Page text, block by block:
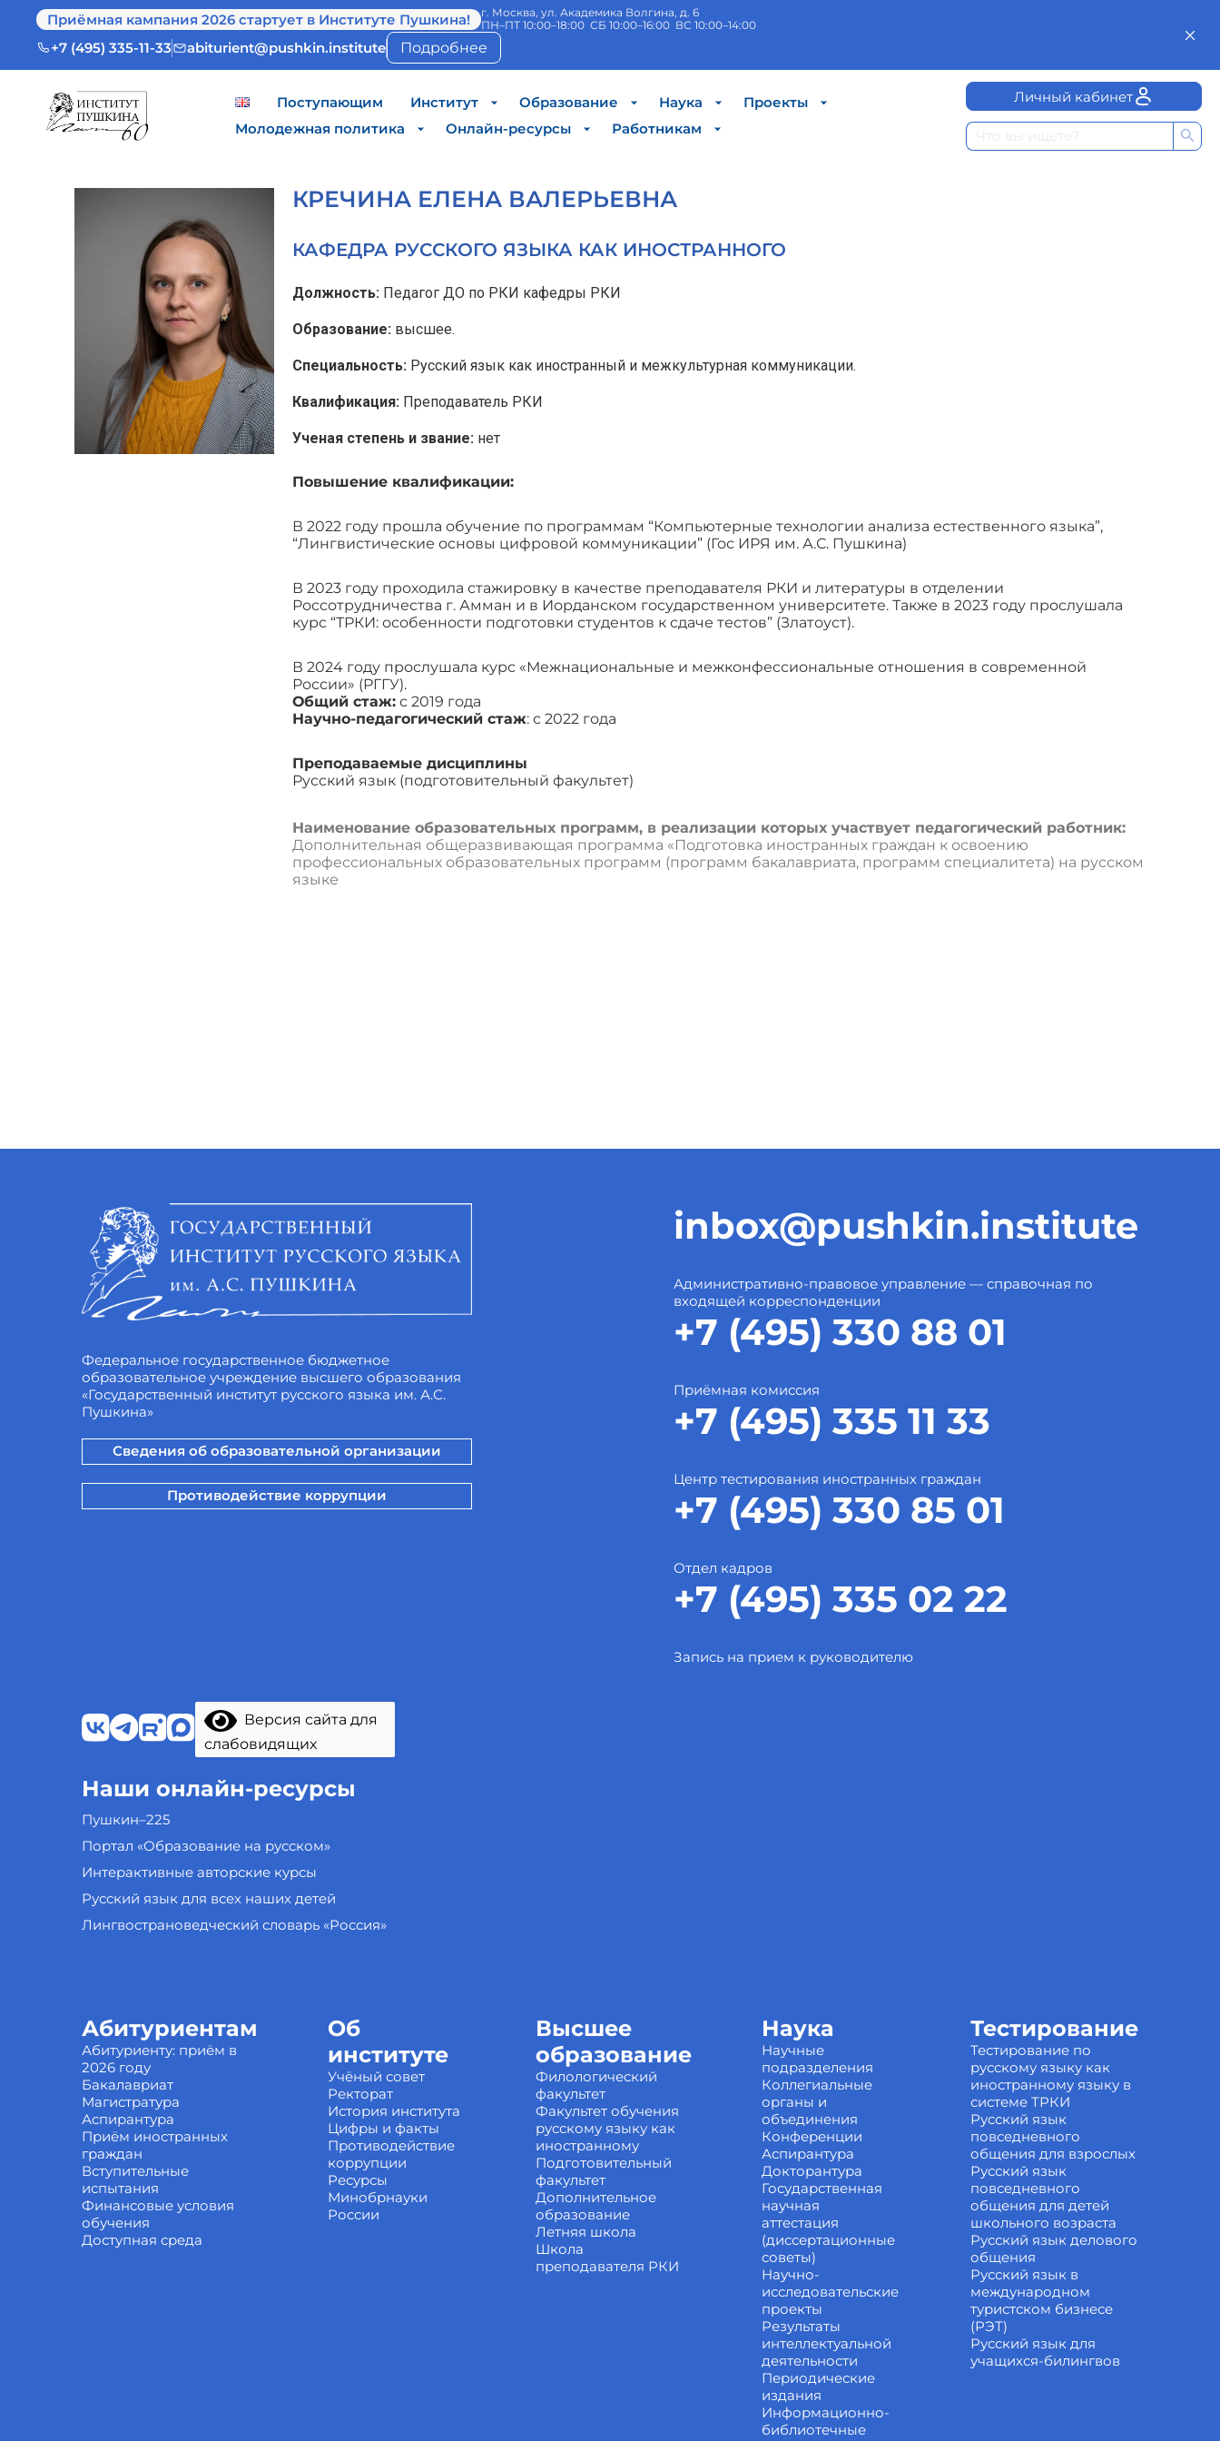
Приёмная кампания 2026 стартует в Институте Пушкина!
г. Москва, ул. Академика Волгина, д. 6
ПН–ПТ 10:00–18:00 СБ 10:00–16:00 ВС 10:00–14:00
+7 (495) 335-11-33 abiturient@pushkin.institute Подробнее
Поступающим Институт Образование Наука
Проекты
Молодежная политика
Онлайн-ресурсы Работникам
Личный кабинет
КРЕЧИНА ЕЛЕНА ВАЛЕРЬЕВНА
КАФЕДРА РУССКОГО ЯЗЫКА КАК ИНОСТРАННОГО
Должность: Педагог ДО по РКИ кафедры РКИ
Образование: высшее.
Специальность: Русский язык как иностранный и межкультурная коммуникации.
Квалификация: Преподаватель РКИ
Ученая степень и звание: нет
Повышение квалификации:
В 2022 году прошла обучение по программам “Компьютерные технологии анализа естественного языка”,
“Лингвистические основы цифровой коммуникации” (Гос ИРЯ им. А.С. Пушкина)
В 2023 году проходила стажировку в качестве преподавателя РКИ и литературы в отделении
Россотрудничества г. Амман и в Иорданском государственном университете. Также в 2023 году прослушала
курс “ТРКИ: особенности подготовки студентов к сдаче тестов” (Златоуст).
В 2024 году прослушала курс «Межнациональные и межконфессиональные отношения в современной
России» (РГГУ).
Общий стаж: с 2019 года
Научно-педагогический стаж: с 2022 года
Преподаваемые дисциплины
Русский язык (подготовительный факультет)
Наименование образовательных программ, в реализации которых участвует педагогический работник:
Дополнительная общеразвивающая программа «Подготовка иностранных граждан к освоению
профессиональных образовательных программ (программ бакалавриата, программ специалитета) на русском
языке
Федеральное государственное бюджетное
образовательное учреждение высшего образования
«Государственный институт русского языка им. А.С.
Пушкина»
Сведения об образовательной организации
Противодействие коррупции
inbox@pushkin.institute
Административно-правовое управление — справочная по
входящей корреспонденции
+7 (495) 330 88 01
Приёмная комиссия
+7 (495) 335 11 33
Центр тестирования иностранных граждан
+7 (495) 330 85 01
Отдел кадров
+7 (495) 335 02 22
Запись на прием к руководителю
Версия сайта для
слабовидящих
Наши онлайн-ресурсы
Пушкин–225
Портал «Образование на русском»
Интерактивные авторские курсы
Русский язык для всех наших детей
Лингвострановедческий словарь «Россия»
Абитуриентам
Абитуриенту: приём в
2026 году
Бакалавриат
Магистратура
Аспирантура
Приём иностранных
граждан
Вступительные
испытания
Финансовые условия
обучения
Доступная среда
Об
институте
Учёный совет
Ректорат
История института
Цифры и факты
Противодействие
коррупции
Ресурсы
Минобрнауки
России
Высшее
образование
Филологический
факультет
Факультет обучения
русскому языку как
иностранному
Подготовительный
факультет
Дополнительное
образование
Летняя школа
Школа
преподавателя РКИ
Наука
Научные
подразделения
Коллегиальные
органы и
объединения
Конференции
Аспирантура
Докторантура
Государственная
научная
аттестация
(диссертационные
советы)
Научно-
исследовательские
проекты
Результаты
интеллектуальной
деятельности
Периодические
издания
Информационно-
библиотечные
Тестирование
Тестирование по
русскому языку как
иностранному языку в
системе ТРКИ
Русский язык
повседневного
общения для взрослых
Русский язык
повседневного
общения для детей
школьного возраста
Русский язык делового
общения
Русский язык в
международном
туристском бизнесе
(РЭТ)
Русский язык для
учащихся-билингвов